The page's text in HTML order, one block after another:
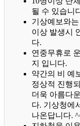
될 수 있습니
기상예보와
이상 발생시
다.
연중무휴로
지 입니다.
약간의 비 예
정상적 진행
더욱 아름다
다. 기상청에
나온답니다.